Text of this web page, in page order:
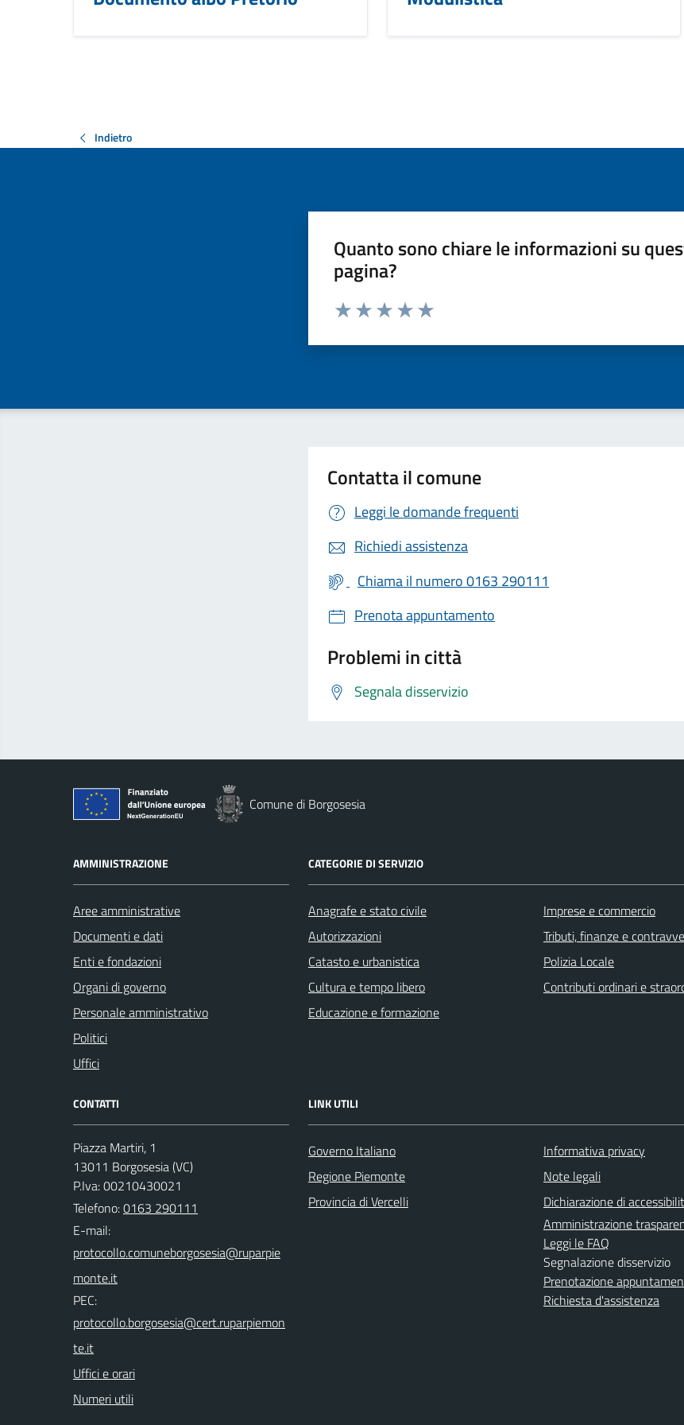
Indietro
Quanto sono chiare le informazioni su
pagina?
Valuta da 1 a 5 stelle la pagina
Contatta il comune
Leggi le domande frequenti
Richiedi assistenza
Chiama il numero 0163 290111
Prenota appuntamento
Problemi in città
Segnala disservizio
Comune di Borgosesia
AMMINISTRAZIONE
Aree amministrative
Documenti e dati
Enti e fondazioni
Organi di governo
Personale amministrativo
Politici
Uffici
CATEGORIE DI SERVIZIO
Anagrafe e stato civile
Autorizzazioni
Catasto e urbanistica
Cultura e tempo libero
Educazione e formazione
Imprese e commercio
Tributi, finanze e
Polizia Locale
Contributi ordinari e
CONTATTI
Piazza Martiri, 1
13011 Borgosesia (VC)
P.Iva: 00210430021
Telefono:0163 290111
E-mail:
PEC:
Uffici e orari
Numeri utili
LINK UTILI
Governo Italiano
Regione Piemonte
Provincia di Vercelli
Informativa privacy
Note legali
Dichiarazione di
Amministrazione
Leggi le FAQ
Segnalazione disservizio
Prenotazione
Richiesta d'assistenza